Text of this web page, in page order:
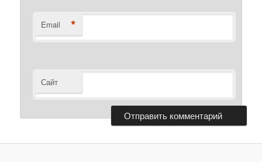
Email *
Сайт